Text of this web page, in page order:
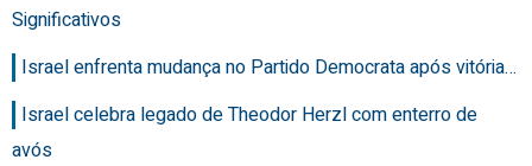
Significativos
Israel enfrenta mudança no Partido Democrata após vitória…
Israel celebra legado de Theodor Herzl com enterro de
avós